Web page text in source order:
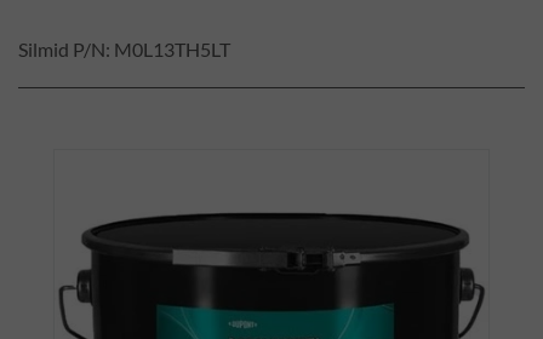
Silmid P/N: M0L13TH5LT